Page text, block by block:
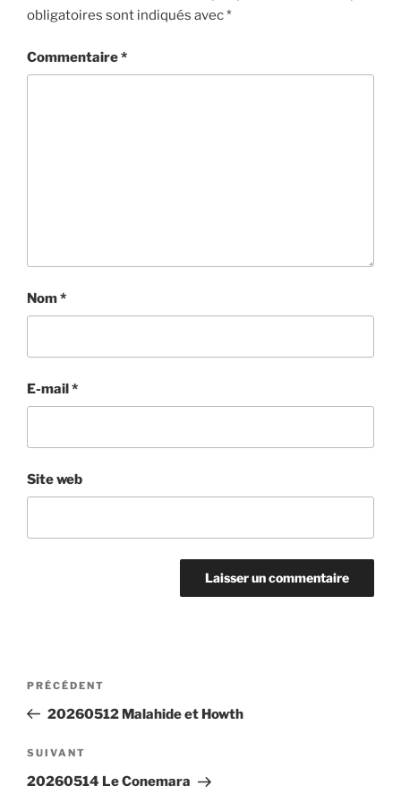
obligatoires sont indiqués avec*
Commentaire*
Nom*
E-mail*
Site web
Navigation
l’article
Article
précédent
PRÉCÉDENT
20260512 Malahide et Howth
Article
suivant
SUIVANT
20260514 Le Conemara